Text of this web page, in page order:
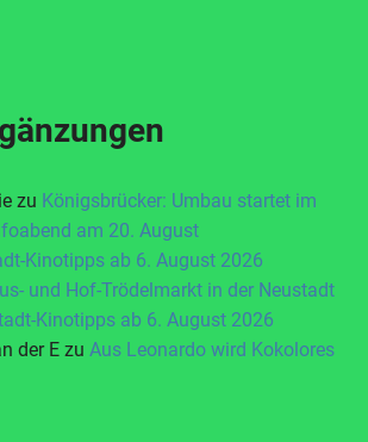
zu Königsbrücker: Umbau startet im
am 20. August
Kinotipps ab 6. August 2026
und Hof-Trödelmarkt in der Neustadt
Kinotipps ab 6. August 2026
der E zu Aus Leonardo wird Kokolores